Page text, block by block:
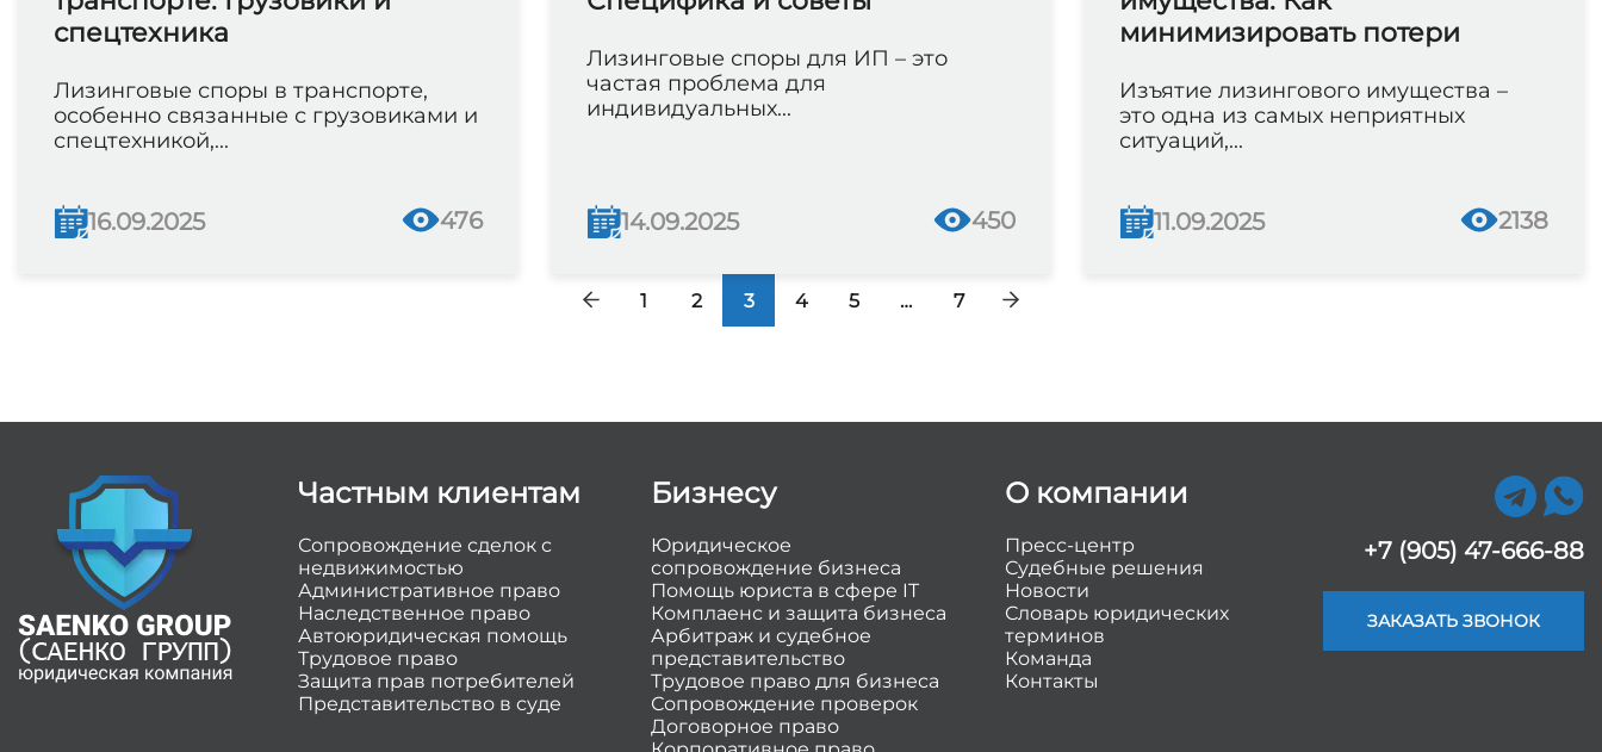
спецтехника
Лизинговые споры в транспорте,
особенно связанные с грузовиками и
спецтехникой,...
16.09.2025 476
Лизинговые споры для ИП – это
частая проблема для
индивидуальных...
14.09.2025 450
минимизировать потери
Изъятие лизингового имущества –
это одна из самых неприятных
ситуаций,...
11.09.2025 2138
1 2 3 4 5 … 7
Частным клиентам
Сопровождение сделок с
недвижимостью
Административное право
Наследственное право
Автоюридическая помощь
Трудовое право
Защита прав потребителей
Представительство в суде
Бизнесу
Юридическое
сопровождение бизнеса
Помощь юриста в сфере IT
Комплаенс и защита бизнеса
Арбитраж и судебное
представительство
Трудовое право для бизнеса
Сопровождение проверок
Договорное право
О компании
Пресс-центр
Судебные решения
Новости
Словарь юридических
терминов
Команда
Контакты
+7 (905) 47-666-88
ЗАКАЗАТЬ ЗВОНОК